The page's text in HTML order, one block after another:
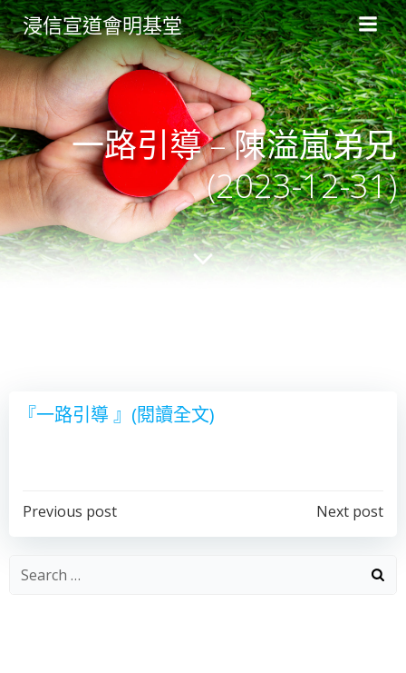
Skip
to
content
浸信宣道會明基堂
一路引導 – 陳溢嵐弟兄
(2023-12-31)
『一路引導 』(閱讀全文)
Post
navigation
Previous post
navigation
Next post
Search